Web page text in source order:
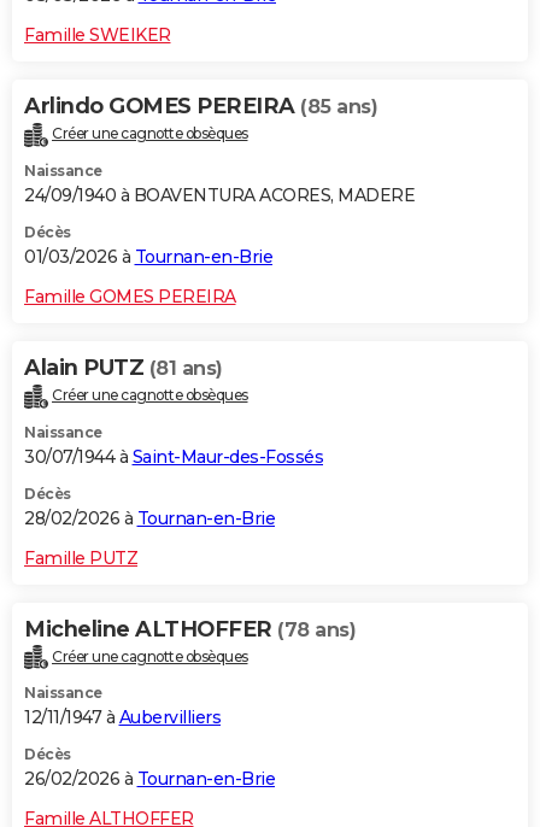
Famille SWEIKER
Arlindo GOMES PEREIRA (85 ans)
Créer une cagnotte obsèques
Naissance
24/09/1940 à BOAVENTURA ACORES, MADERE
Décès
01/03/2026 à Tournan-en-Brie
Famille GOMES PEREIRA
Alain PUTZ (81 ans)
Créer une cagnotte obsèques
Naissance
30/07/1944 à Saint-Maur-des-Fossés
Décès
28/02/2026 à Tournan-en-Brie
Famille PUTZ
Micheline ALTHOFFER (78 ans)
Créer une cagnotte obsèques
Naissance
12/11/1947 à Aubervilliers
Décès
26/02/2026 à Tournan-en-Brie
Famille ALTHOFFER